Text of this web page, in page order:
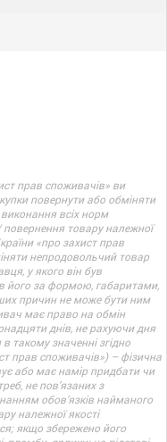
прав споживачів» ви
повернути або обміняти
всіх норм
товару належної
«про захист прав
непродовольчий товар
у якого він був
його за формою, габаритами,
причин не може бути ним
має право на обмін
днів, не рахуючи дня
такому значенні згідно
прав споживачів») – фізична
або має намір придбати чи
не пов’язаних з
обов’язків найманого
належної якості
якщо збережено його